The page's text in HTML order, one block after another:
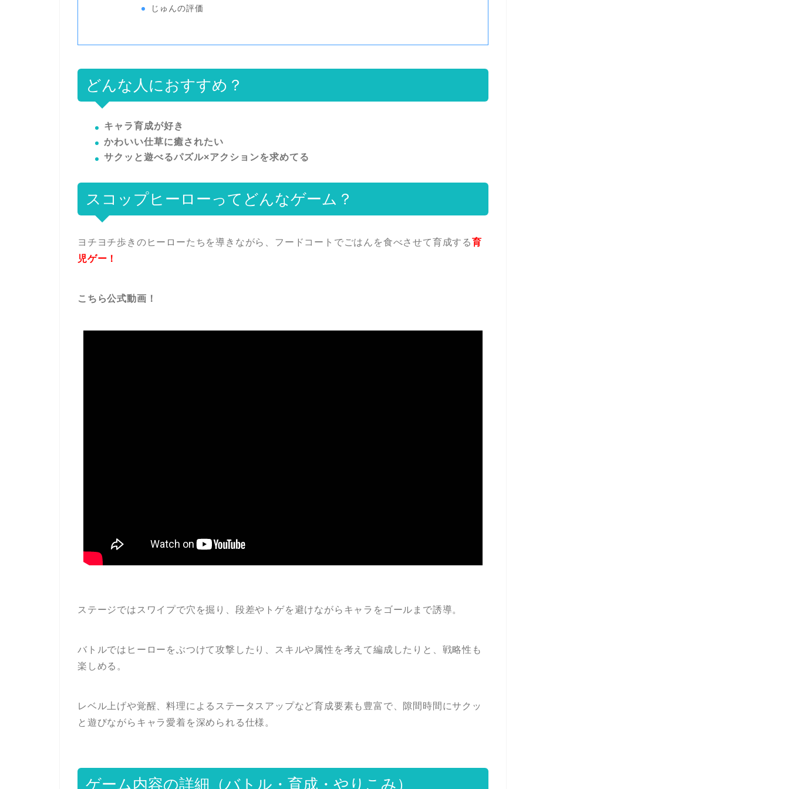
じゅんの評価
どんな人におすすめ？
キャラ育成が好き
かわいい仕草に癒されたい
サクッと遊べるパズル×アクションを求めてる
スコップヒーローってどんなゲーム？
ヨチヨチ歩きのヒーローたちを導きながら、フードコートでごはんを食べさせて育成する育
児ゲー！
こちら公式動画！
ステージではスワイプで穴を掘り、段差やトゲを避けながらキャラをゴールまで誘導。
バトルではヒーローをぶつけて攻撃したり、スキルや属性を考えて編成したりと、戦略性も
楽しめる。
レベル上げや覚醒、料理によるステータスアップなど育成要素も豊富で、隙間時間にサクッ
と遊びながらキャラ愛着を深められる仕様。
ゲーム内容の詳細（バトル・育成・やりこみ）